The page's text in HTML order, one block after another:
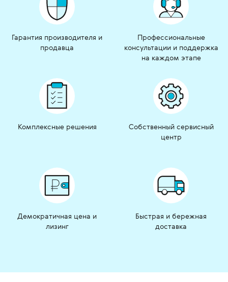
Гарантия производителя и
продавца
Профессиональные
консультации и поддержка
на каждом этапе
Комплексные решения
Собственный сервисный
центр
Демократичная цена и
лизинг
Быстрая и бережная
доставка